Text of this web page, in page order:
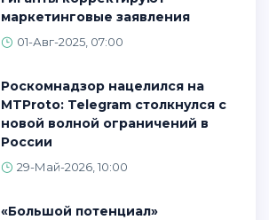
маркетинговые заявления
01-Авг-2025, 07:00
Роскомнадзор нацелился на
MTProto: Telegram столкнулся с
новой волной ограничений в
России
29-Май-2026, 10:00
«Большой потенциал»